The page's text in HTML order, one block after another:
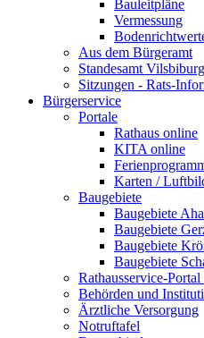
Bauleitpläne
Vermessung
Aus dem Bürgeramt
Standesamt Vilsbiburg
Sitzungen - Rats-
Bürgerservice
Portale
Rathaus online
KITA online
Karten /
Baugebiete
Baugebiete
Baugebiete
Baugebiete
Baugebiete
Rathausservice-
Behörden und
Ärztliche Versorgung
Notruftafel